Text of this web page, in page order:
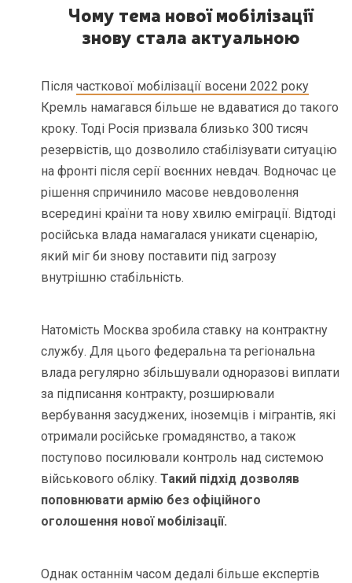
Чому тема нової мобілізації
знову стала актуальною
Післячасткової мобілізації восени 2022 року
Кремль намагався більше не вдаватися до такого
кроку. Тоді Росія призвала близько 300 тисяч
резервістів, що дозволило стабілізувати ситуацію
на фронті після серії воєнних невдач. Водночас це
рішення спричинило масове невдоволення
всередині країни та нову хвилю еміграції. Відтоді
російська влада намагалася уникати сценарію,
який міг би знову поставити під загрозу
внутрішню стабільність.
Натомість Москва зробила ставку на контрактну
службу. Для цього федеральна та регіональна
влада регулярно збільшували одноразові виплати
за підписання контракту, розширювали
вербування засуджених, іноземців і мігрантів, які
отримали російське громадянство, а також
поступово посилювали контроль над системою
військового обліку.Такий підхід дозволяв
поповнювати армію без офіційного
оголошення нової мобілізації.
Однак останнім часом дедалі більше експертів